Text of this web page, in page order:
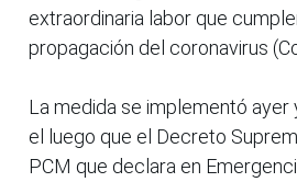
extraordinaria labor que
propagación del coronavirus
La medida se implementó ayer
el luego que el Decreto
PCM que declara en